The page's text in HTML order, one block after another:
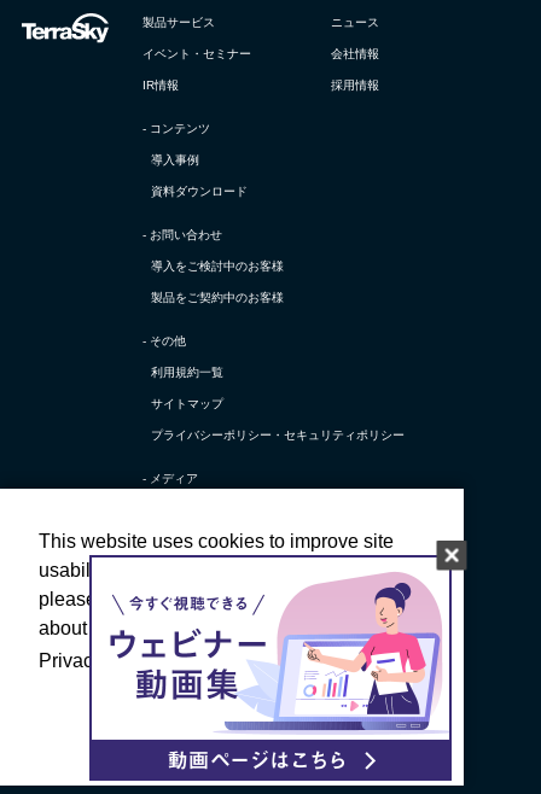
製品サービス ニュース
イベント・セミナー 会社情報
IR情報 採用情報
- コンテンツ
導入事例
資料ダウンロード
- お問い合わせ
導入をご検討中のお客様
製品をご契約中のお客様
- その他
利用規約一覧
サイトマップ
プライバシーポリシー・ セキュリティポリシー
- メディア
テラスカイ公式 X
テラスカイ公式 Facebook
テラスカイ公式 採用Facebook
テラスカイ公式 YouTube
Copyright © TerraSky Co., Ltd. All Rights Reserved.
This website uses cookies to improve site
usability; if you agree to the use of cookies,
please click Agree.For more information
about our use of cookies, please review our
Privacy Policy Privacy Policy
Agree